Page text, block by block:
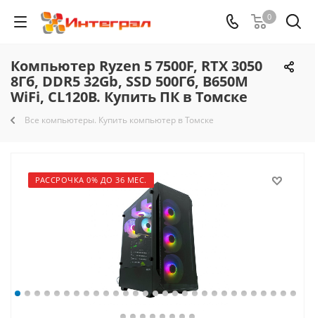
0
Компьютер Ryzen 5 7500F, RTX 3050
8Гб, DDR5 32Gb, SSD 500Гб, B650M
WiFi, CL120B. Купить ПК в Томске
Все компьютеры. Купить компьютер в Томске
РАССРОЧКА 0% ДО 36 МЕС.